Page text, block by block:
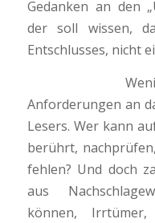
Gedanken an den
der soll wissen,
Entschlusses, nicht
Wenige
Anforderungen an
Lesers. Wer kann
berührt,
fehlen? Und doch
aus
können,